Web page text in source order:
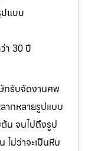
แบบ
า 30 ปี
ทรับจัดงานศพ
ากหลายรูปแบบ
ต้น จนไปถึงรูป
ไม่ว่าจะเป็นหีบ